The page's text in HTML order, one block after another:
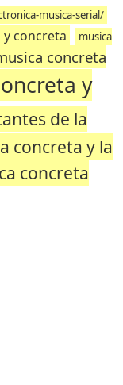
musica-serial/
concreta
musica
concreta
y
de la
concreta y la
concreta